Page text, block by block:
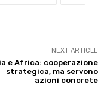
NEXT ARTICLE
e Africa: cooperazione
strategica, ma servono
azioni concrete